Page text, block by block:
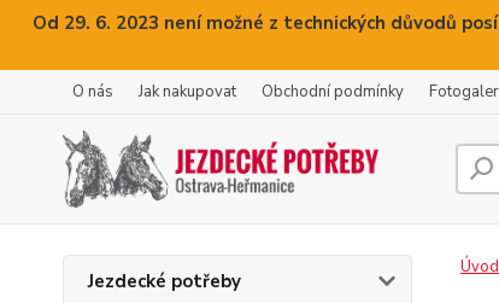
Od 29. 6. 2023 není možné z technických důvodů
O nás Jak nakupovat Obchodní podmínky
Jezdecké potřeby
Úvod